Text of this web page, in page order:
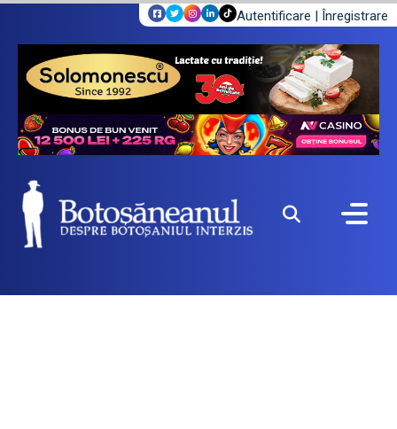
Autentificare | Înregistrare